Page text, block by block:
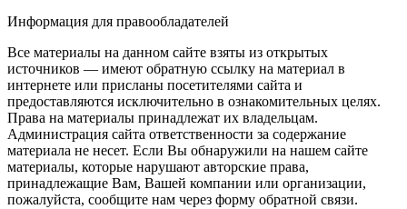
Информация для правообладателей
Все материалы на данном сайте взяты из открытых
источников — имеют обратную ссылку на материал в
интернете или присланы посетителями сайта и
предоставляются исключительно в ознакомительных целях.
Права на материалы принадлежат их владельцам.
Администрация сайта ответственности за содержание
материала не несет. Если Вы обнаружили на нашем сайте
материалы, которые нарушают авторские права,
принадлежащие Вам, Вашей компании или организации,
пожалуйста, сообщите нам через форму обратной связи.